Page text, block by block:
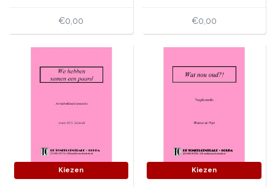
€0,00 €0,00
Kiezen Kiezen